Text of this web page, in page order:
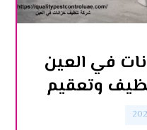
في العين